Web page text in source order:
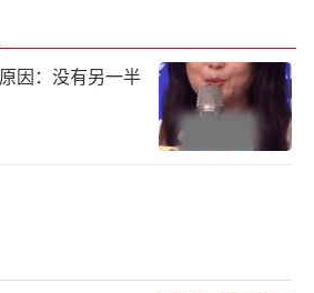
因：没有另一半